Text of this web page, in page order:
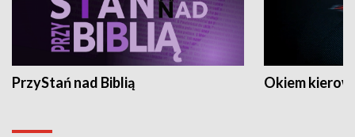
PrzyStań nad Biblią Okiem